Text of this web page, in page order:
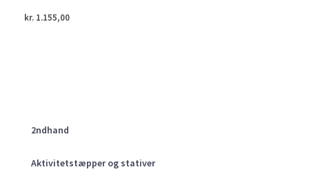
2ndhand
Aktivitetstæpper og stativer
kr. 1.155,00